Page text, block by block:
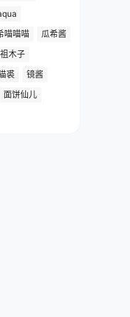
喵喵喵
瓜希酱
祖木子
裘
镜酱
面饼仙儿